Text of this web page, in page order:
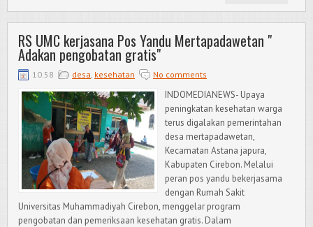
RS UMC kerjasana Pos Yandu Mertapadawetan "
Adakan pengobatan gratis"
10.58 desa kesehatan No comments
INDOMEDIANEWS- Upaya
peningkatan kesehatan warga
terus digalakan pemerintahan
desa mertapadawetan,
Kecamatan Astana japura,
Kabupaten Cirebon. Melalui
peran pos yandu bekerjasama
dengan Rumah Sakit
Universitas Muhammadiyah Cirebon, menggelar program
pengobatan dan pemeriksaan kesehatan gratis. Dalam